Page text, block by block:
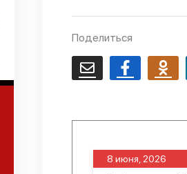
Поделиться
Email Facebook
8 июня, 2026